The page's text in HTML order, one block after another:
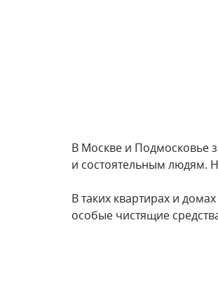
В Москве и Подмосковье
и состоятельным людям.
В таких квартирах и
особые чистящие